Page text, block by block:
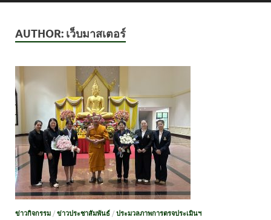
AUTHOR: เว็บมาสเตอร์
ข่าวกิจกรรม / ข่าวประชาสัมพันธ์ / ประมวลภาพการตรจประเมินฯ